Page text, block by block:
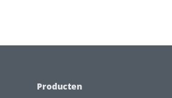
Producten